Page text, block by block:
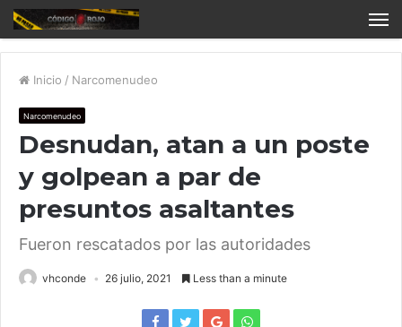
Inicio / Narcomenudeo
Narcomenudeo
Desnudan, atan a un poste
y golpean a par de
presuntos asaltantes
Fueron rescatados por las autoridades
vhconde 26 julio, 2021 Less than a minute